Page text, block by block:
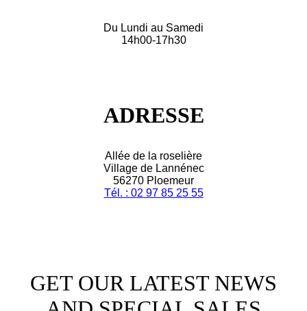
Du Lundi au Samedi
14h00-17h30
ADRESSE
Allée de la roselière
Village de Lannénec
56270 Ploemeur
Tél. : 02 97 85 25 55
GET OUR LATEST NEWS